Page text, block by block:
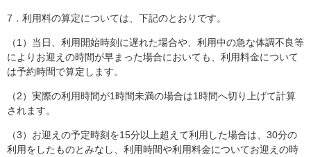
7．利用料の算定については、下記のとおりです。
（1）当日、利用開始時刻に遅れた場合や、利用中の急な体調不良等
によりお迎えの時間が早まった場合においても、利用料金について
は予約時間で算定します。
（2）実際の利用時間が1時間未満の場合は1時間へ切り上げて計算
されます。
（3）お迎えの予定時刻を15分以上超えて利用した場合は、30分の
利用をしたものとみなし、利用時間や利用料金についてお迎えの時